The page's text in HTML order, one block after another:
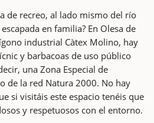
de recreo, al lado mismo del río
en familia? En Olesa de
industrial Càtex Molino, hay
y barbacoas de uso público
una Zona Especial de
de la red Natura 2000. No hay
si visitáis este espacio tenéis que
y respetuosos con el entorno.